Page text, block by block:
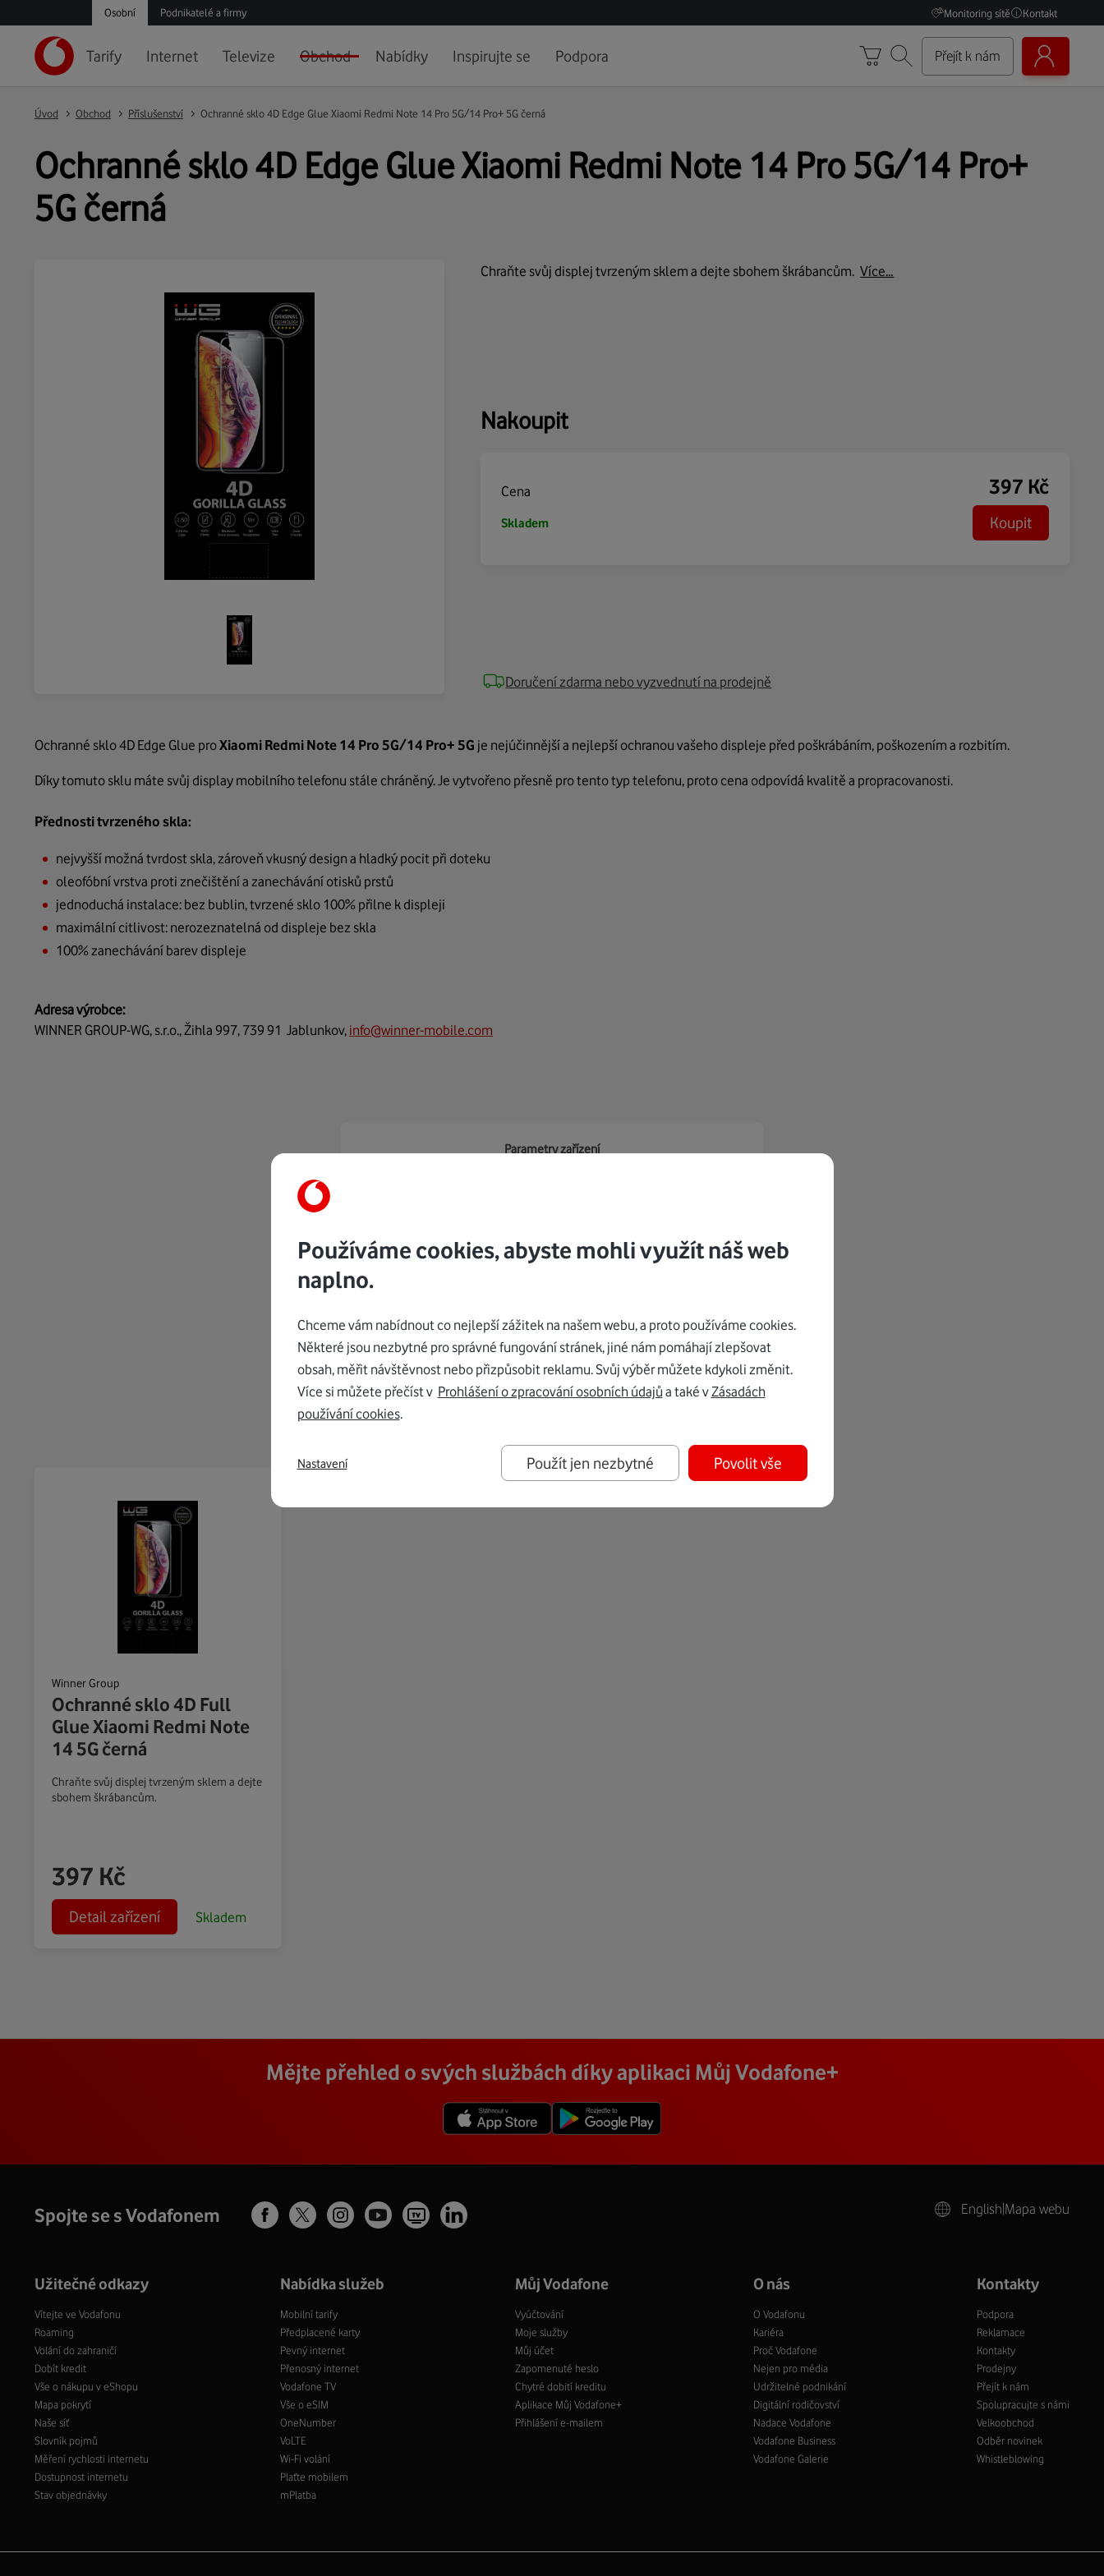
Osobní Podnikatelé a firmy Monitoring sítě Kontakt
Tarify Internet Televize Obchod Nabídky Inspirujte se Podpora Přejít k nám
Úvod Obchod Příslušenství Ochranné sklo 4D Edge Glue Xiaomi Redmi Note 14 Pro 5G/14 Pro+ 5G černá
Ochranné sklo 4D Edge Glue Xiaomi Redmi Note 14 Pro 5G/14 Pro+
5G černá
Chraňte svůj displej tvrzeným sklem a dejte sbohem škrábancům. Více…
Nakoupit
Cena 397 Kč
Skladem Koupit
Doručení zdarma nebo vyzvednutí na prodejně
Ochranné sklo 4D Edge Glue proXiaomi Redmi Note 14 Pro 5G/14 Pro+ 5G je nejúčinnější a nejlepší ochranou vašeho displeje před poškrábáním, poškozením a rozbitím.
Díky tomuto sklu máte svůj display mobilního telefonu stále chráněný. Je vytvořeno přesně pro tento typ telefonu, proto cena odpovídá kvalitě a propracovanosti.
Přednosti tvrzeného skla:
nejvyšší možná tvrdost skla, zároveň vkusný design a hladký pocit při doteku
oleofóbní vrstva proti znečištění a zanechávání otisků prstů
jednoduchá instalace: bez bublin, tvrzené sklo 100% přilne k displeji
maximální citlivost: nerozeznatelná od displeje bez skla
100% zanechávání barev displeje
Adresa výrobce:
WINNER GROUP-WG, s.r.o., Žihla 997, 739 91 Jablunkov, info@winner-mobile.com
Parametry zařízení
Winner Group
Ochranné sklo 4D Full
Glue Xiaomi Redmi Note
14 5G černá
Chraňte svůj displej tvrzeným sklem a dejte
sbohem škrábancům.
397 Kč
Detail zařízení Skladem
Mějte přehled o svých službách díky aplikaci Můj Vodafone+
Spojte se s Vodafonem English Mapa webu
Užitečné odkazy
Vítejte ve Vodafonu
Roaming
Volání do zahraničí
Dobít kredit
Vše o nákupu v eShopu
Mapa pokrytí
Naše síť
Slovník pojmů
Měření rychlosti internetu
Dostupnost internetu
Stav objednávky
Nabídka služeb
Mobilní tarify
Předplacené karty
Pevný internet
Přenosný internet
Vodafone TV
Vše o eSIM
OneNumber
VoLTE
Wi-Fi volání
Plaťte mobilem
mPlatba
Můj Vodafone
Vyúčtování
Moje služby
Můj účet
Zapomenuté heslo
Chytré dobití kreditu
Aplikace Můj Vodafone+
Přihlášení e-mailem
O nás
O Vodafonu
Kariéra
Proč Vodafone
Nejen pro média
Udržitelné podnikání
Digitální rodičovství
Nadace Vodafone
Vodafone Business
Vodafone Galerie
Kontakty
Podpora
Reklamace
Kontakty
Prodejny
Přejít k nám
Spolupracujte s námi
Velkoobchod
Odběr novinek
Whistleblowing
Používáme cookies, abyste mohli využít náš web
naplno.
Chceme vám nabídnout co nejlepší zážitek na našem webu, a proto používáme cookies.
Některé jsou nezbytné pro správné fungování stránek, jiné nám pomáhají zlepšovat
obsah, měřit návštěvnost nebo přizpůsobit reklamu. Svůj výběr můžete kdykoli změnit.
Více si můžete přečíst v Prohlášení o zpracování osobních údajů a také vZásadách
používání cookies.
Použít jen nezbytné Povolit vše
Nastavení